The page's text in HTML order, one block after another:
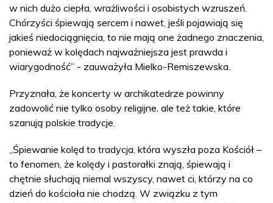
w nich dużo ciepła, wrażliwości i osobistych wzruszeń.
Chórzyści śpiewają sercem i nawet, jeśli pojawiają się
jakieś niedociągnięcia, to nie mają one żadnego znaczenia,
ponieważ w kolędach najważniejsza jest prawda i
wiarygodność” - zauważyła Mielko-Remiszewska.
Przyznała, że koncerty w archikatedrze powinny
zadowolić nie tylko osoby religijne, ale też takie, które
szanują polskie tradycje.
„Śpiewanie kolęd to tradycja, która wyszła poza Kościół –
to fenomen, że kolędy i pastorałki znają, śpiewają i
chętnie słuchają niemal wszyscy, nawet ci, którzy na co
dzień do kościoła nie chodzą. W związku z tym